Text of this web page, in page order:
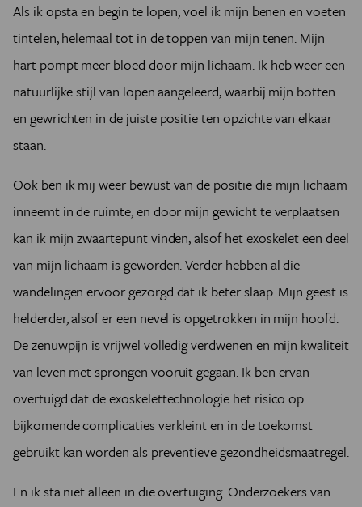
Als ik opsta en begin te lopen, voel ik mijn benen en voeten
tintelen, helemaal tot in de toppen van mijn tenen. Mijn
hart pompt meer bloed door mijn lichaam. Ik heb weer een
natuurlijke stijl van lopen aangeleerd, waarbij mijn botten
en gewrichten in de juiste positie ten opzichte van elkaar
staan.
Ook ben ik mij weer bewust van de positie die mijn lichaam
inneemt in de ruimte, en door mijn gewicht te verplaatsen
kan ik mijn zwaartepunt vinden, alsof het exoskelet een deel
van mijn lichaam is geworden. Verder hebben al die
wandelingen ervoor gezorgd dat ik beter slaap. Mijn geest is
helderder, alsof er een nevel is opgetrokken in mijn hoofd.
De zenuwpijn is vrijwel volledig verdwenen en mijn kwaliteit
van leven met sprongen vooruit gegaan. Ik ben ervan
overtuigd dat de exoskelettechnologie het risico op
bijkomende complicaties verkleint en in de toekomst
gebruikt kan worden als preventieve gezondheidsmaatregel.
En ik sta niet alleen in die overtuiging. Onderzoekers van